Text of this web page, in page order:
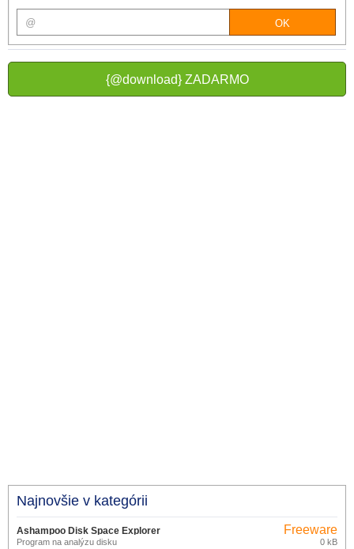
{@download} ZADARMO
Najnovšie v kategórii
Ashampoo Disk Space Explorer
2023.38823
Program na analýzu disku
Freeware
0 kB